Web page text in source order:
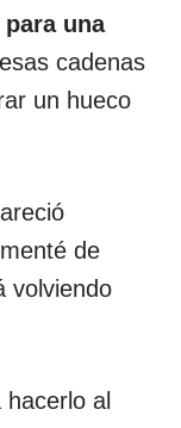
una
cadenas
un hueco
de
volviendo
al